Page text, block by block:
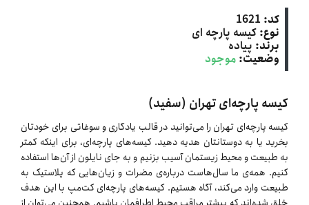
کد: 1621
نوع: کیسه پارچه ‌ای
برند: پیاده
وضعیت: موجود
کیسه پارچه‌ای تهران (سفید)
کیسه پارچه‌ای تهران را می‌‌توانید در قالب یادگاری و سوغاتی برای خودتان
بخرید یا به دوستانتان هدیه دهید. کیسه‌های پارچه‌ای، برای اینکه کمتر
به طبیعت و محیط زیستمان آسیب بزنیم و به جای نایلون از آن‌ها استفاده
کنیم. همه‌ی ما سال‌هاست درباره‌ی مضرات و زیان‌هایی که پلاستیک به
طبیعت وارد می‌کند، آگاه هستیم. کیسه‌های پارچه‌ای کت‌مپ با این هدف